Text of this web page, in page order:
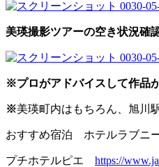
美瑛撮影ツアーの空き状況確
※プロがアドバイスして作品
※美瑛町内はもちろん、旭川
おすすめ宿泊 ホテルラブニ
プチホテルピエ https://